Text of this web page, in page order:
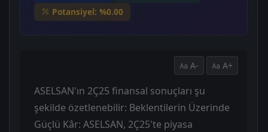
Potansiyel: %0.00
A- A+
ASELSAN'ın 2Ç25 finansal sonuçları şu
şekilde özetlenebilir: Beklentilerin Üzerinde
Güçlü Kâr: ASELSAN, 2Ç25'te piyasa